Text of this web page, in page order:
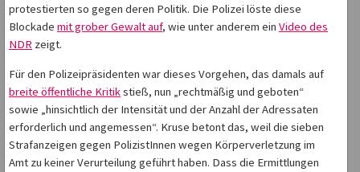
protestierten so gegen deren Politik. Die Polizei löste diese
Blockade mit grober Gewalt auf, wie unter anderem ein Video des
NDR zeigt.
Für den Polizeipräsidenten war dieses Vorgehen, das damals auf
breite öffentliche Kritikstieß, nun „rechtmäßig und geboten“
sowie „hinsichtlich der Intensität und der Anzahl der Adressaten
erforderlich und angemessen“. Kruse betont das, weil die sieben
Strafanzeigen gegen PolizistInnen wegen Körperverletzung im
Amt zu keiner Verurteilung geführt haben. Dass die Ermittlungen